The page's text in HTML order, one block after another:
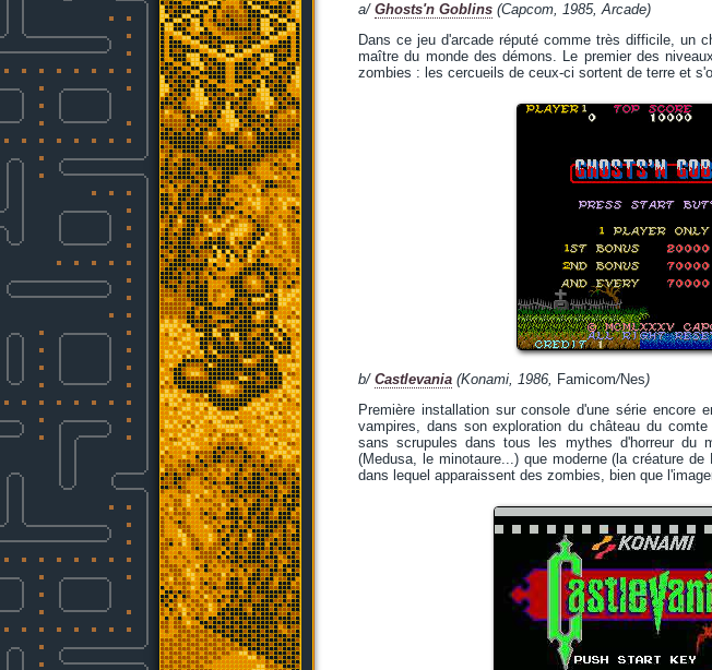
a/ Ghosts'n Goblins (Capcom, 1985, Arcade)
Dans ce jeu d'arcade réputé comme très difficile, un
maître du monde des démons. Le premier des
zombies : les cercueils de ceux-ci sortent de terre et
b/ Castlevania (Konami, 1986, Famicom/Nes)
Première installation sur console d'une série encore
vampires, dans son exploration du château du
sans scrupules dans tous les mythes d'horreur du
(Medusa, le minotaure...) que moderne (la créature
dans lequel apparaissent des zombies, bien que